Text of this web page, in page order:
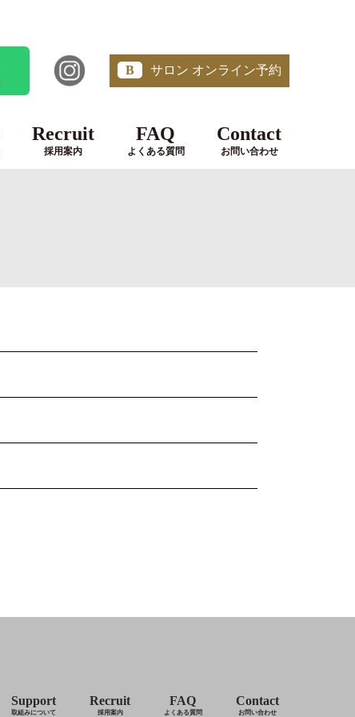
Recruit
採用案内
FAQ
よくある質問
Contact
お問い合わせ
B サロン オンライン予約
Support
取組みについて
Recruit
採用案内
FAQ
よくある質問
Contact
お問い合わせ